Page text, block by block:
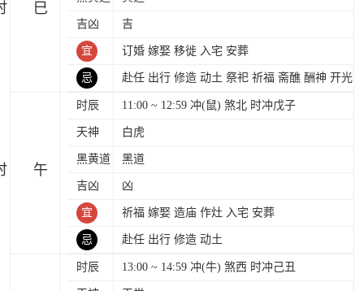
吉凶 吉
宜 订婚 嫁娶 移徙 入宅 安葬
忌 赴任 出行 修造 动土 祭祀 祈福 斋醮 酬神 开光
时辰 11:00 ~ 12:59 冲(鼠) 煞北 时冲戊子
天神 白虎
黑黄道 黑道
吉凶 凶
宜 祈福 嫁娶 造庙 作灶 入宅 安葬
忌 赴任 出行 修造 动土
时辰 13:00 ~ 14:59 冲(牛) 煞西 时冲己丑